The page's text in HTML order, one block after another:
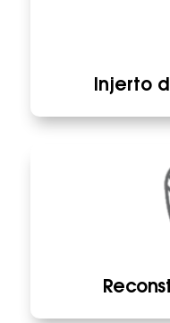
Injerto